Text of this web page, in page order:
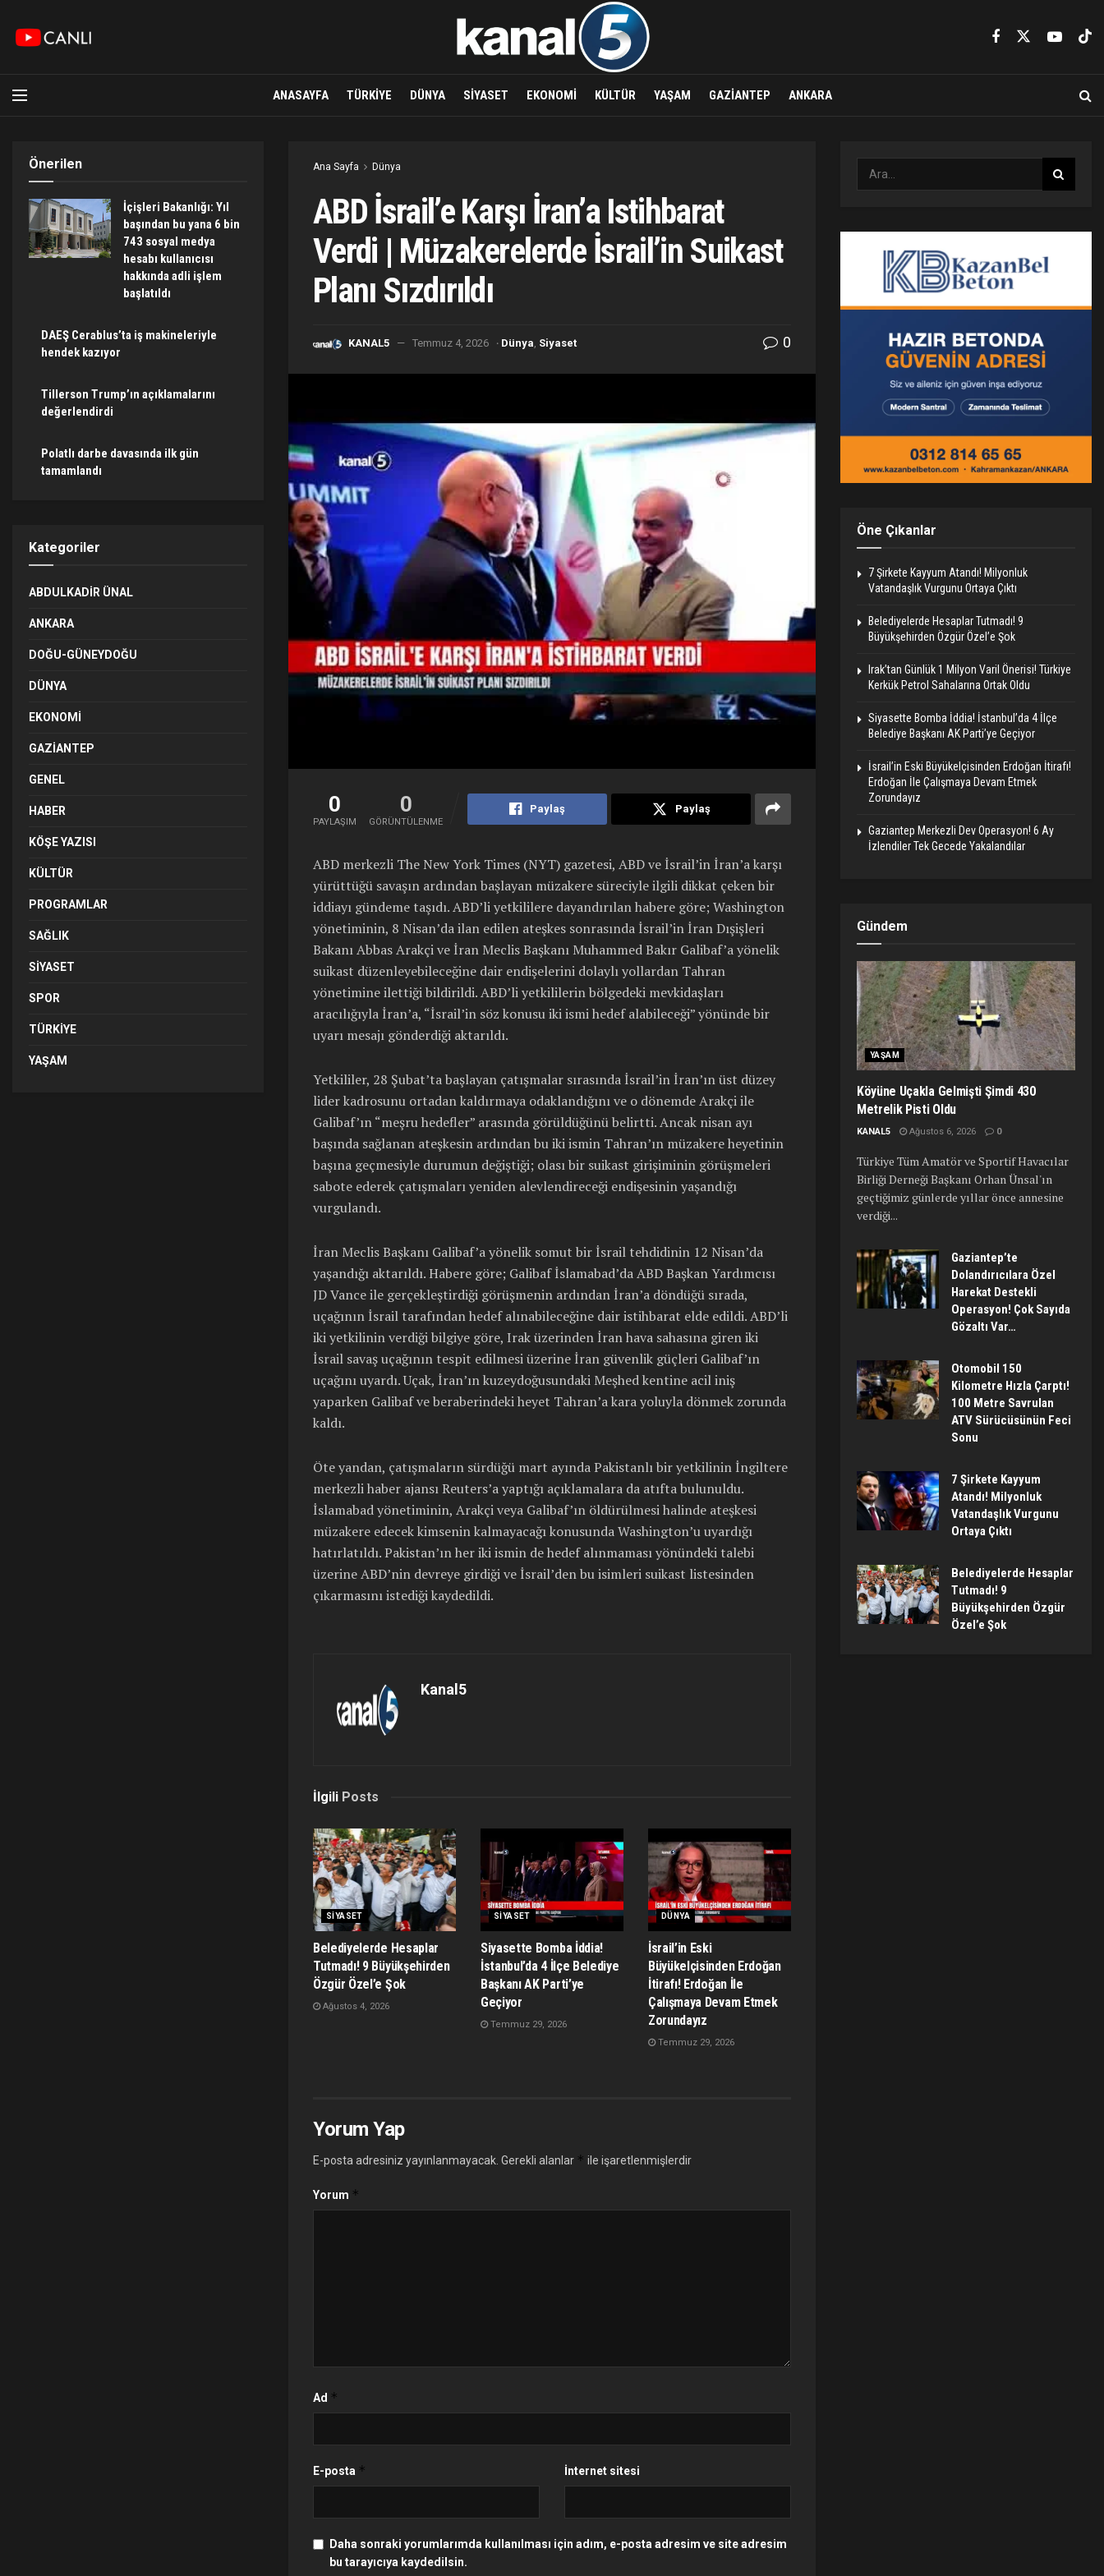
ANASAYFA TÜRKIYE DÜNYA SIYASET EKONOMI KÜLTÜR YAŞAM GAZIANTEP ANKARA
Ana Sayfa Dünya
ABD İsrail’e Karşı İran’a Istihbarat
Verdi | Müzakerelerde İsrail’in Suikast
Planı Sızdırıldı
KANAL5 Temmuz 4, 2026 · Dünya, Siyaset 0
0
PAYLAŞIM
0
GÖRÜNTÜLENME
Paylaş Paylaş
ABD merkezli The New York Times (NYT) gazetesi, ABD ve İsrail’in İran’a karşı
yürüttüğü savaşın ardından başlayan müzakere süreciyle ilgili dikkat çeken bir
iddiayı gündeme taşıdı. ABD’li yetkililere dayandırılan habere göre; Washington
yönetiminin, 8 Nisan’da ilan edilen ateşkes sonrasında İsrail’in İran Dışişleri
Bakanı Abbas Arakçi ve İran Meclis Başkanı Muhammed Bakır Galibaf’a yönelik
suikast düzenleyebileceğine dair endişelerini dolaylı yollardan Tahran
yönetimine ilettiği bildirildi. ABD’li yetkililerin bölgedeki mevkidaşları
aracılığıyla İran’a, “İsrail’in söz konusu iki ismi hedef alabileceği” yönünde bir
uyarı mesajı gönderdiği aktarıldı.
Yetkililer, 28 Şubat’ta başlayan çatışmalar sırasında İsrail’in İran’ın üst düzey
lider kadrosunu ortadan kaldırmaya odaklandığını ve o dönemde Arakçi ile
Galibaf’ın “meşru hedefler” arasında görüldüğünü belirtti. Ancak nisan ayı
başında sağlanan ateşkesin ardından bu iki ismin Tahran’ın müzakere heyetinin
başına geçmesiyle durumun değiştiği; olası bir suikast girişiminin görüşmeleri
sabote ederek çatışmaları yeniden alevlendireceği endişesinin yaşandığı
vurgulandı.
İran Meclis Başkanı Galibaf’a yönelik somut bir İsrail tehdidinin 12 Nisan’da
yaşandığı aktarıldı. Habere göre; Galibaf İslamabad’da ABD Başkan Yardımcısı
JD Vance ile gerçekleştirdiği görüşmenin ardından İran’a döndüğü sırada,
uçağının İsrail tarafından hedef alınabileceğine dair istihbarat elde edildi. ABD’li
iki yetkilinin verdiği bilgiye göre, Irak üzerinden İran hava sahasına giren iki
İsrail savaş uçağının tespit edilmesi üzerine İran güvenlik güçleri Galibaf’ın
uçağını uyardı. Uçak, İran’ın kuzeydoğusundaki Meşhed kentine acil iniş
yaparken Galibaf ve beraberindeki heyet Tahran’a kara yoluyla dönmek zorunda
kaldı.
Öte yandan, çatışmaların sürdüğü mart ayında Pakistanlı bir yetkilinin İngiltere
merkezli haber ajansı Reuters’a yaptığı açıklamalara da atıfta bulunuldu.
İslamabad yönetiminin, Arakçi veya Galibaf’ın öldürülmesi halinde ateşkesi
müzakere edecek kimsenin kalmayacağı konusunda Washington’u uyardığı
hatırlatıldı. Pakistan’ın her iki ismin de hedef alınmaması yönündeki talebi
üzerine ABD’nin devreye girdiği ve İsrail’den bu isimleri suikast listesinden
çıkarmasını istediği kaydedildi.
Kanal5
İlgili Posts
SIYASET
Belediyelerde Hesaplar
Tutmadı! 9 Büyükşehirden
Özgür Özel’e Şok
Ağustos 4, 2026
SIYASET
Siyasette Bomba İddia!
İstanbul’da 4 İlçe Belediye
Başkanı AK Parti’ye
Geçiyor
Temmuz 29, 2026
DÜNYA
İsrail’in Eski
Büyükelçisinden Erdoğan
İtirafı! Erdoğan İle
Çalışmaya Devam Etmek
Zorundayız
Temmuz 29, 2026
Yorum Yap
E-posta adresiniz yayınlanmayacak. Gerekli alanlar * ile işaretlenmişlerdir
Yorum *
Ad *
E-posta * İnternet sitesi
Daha sonraki yorumlarımda kullanılması için adım, e-posta adresim ve site adresim
bu tarayıcıya kaydedilsin.
Önerilen
İçişleri Bakanlığı: Yıl
başından bu yana 6 bin
743 sosyal medya
hesabı kullanıcısı
hakkında adli işlem
başlatıldı
DAEŞ Cerablus’ta iş makineleriyle
hendek kazıyor
Tillerson Trump’ın açıklamalarını
değerlendirdi
Polatlı darbe davasında ilk gün
tamamlandı
Kategoriler
ABDULKADIR ÜNAL
ANKARA
DOĞU-GÜNEYDOĞU
DÜNYA
EKONOMI
GAZIANTEP
GENEL
HABER
KÖŞE YAZISI
KÜLTÜR
PROGRAMLAR
SAĞLIK
SIYASET
SPOR
TÜRKIYE
YAŞAM
Öne Çıkanlar
7 Şirkete Kayyum Atandı! Milyonluk
Vatandaşlık Vurgunu Ortaya Çıktı
Belediyelerde Hesaplar Tutmadı! 9
Büyükşehirden Özgür Özel’e Şok
Irak’tan Günlük 1 Milyon Varil Önerisi! Türkiye
Kerkük Petrol Sahalarına Ortak Oldu
Siyasette Bomba İddia! İstanbul’da 4 İlçe
Belediye Başkanı AK Parti’ye Geçiyor
İsrail’in Eski Büyükelçisinden Erdoğan İtirafı!
Erdoğan İle Çalışmaya Devam Etmek
Zorundayız
Gaziantep Merkezli Dev Operasyon! 6 Ay
İzlendiler Tek Gecede Yakalandılar
Gündem
YAŞAM
Köyüne Uçakla Gelmişti Şimdi 430
Metrelik Pisti Oldu
KANAL5 Ağustos 6, 2026 0
Türkiye Tüm Amatör ve Sportif Havacılar
Birliği Derneği Başkanı Orhan Ünsal'ın
geçtiğimiz günlerde yıllar önce annesine
verdiği...
Gaziantep’te
Dolandırıcılara Özel
Harekat Destekli
Operasyon! Çok Sayıda
Gözaltı Var…
Otomobil 150
Kilometre Hızla Çarptı!
100 Metre Savrulan
ATV Sürücüsünün Feci
Sonu
7 Şirkete Kayyum
Atandı! Milyonluk
Vatandaşlık Vurgunu
Ortaya Çıktı
Belediyelerde Hesaplar
Tutmadı! 9
Büyükşehirden Özgür
Özel’e Şok